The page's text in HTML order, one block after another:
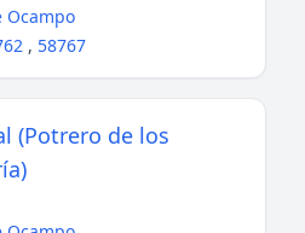
Ocampo
, 58767
(Potrero de los